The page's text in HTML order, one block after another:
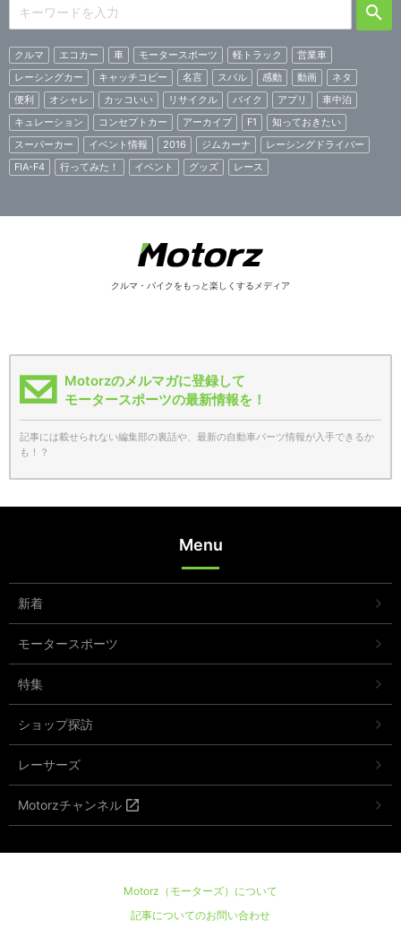
クルマ エコカー 車 モータースポーツ 軽トラック
営業車
レーシングカー
キャッチコピー 名言 スバル 感動 動画
ネタ
便利
オシャレ カッコいい リサイクル バイク アプリ
車中泊
キュレーション
コンセプトカー アーカイブ F1
知っておきたい
スーパーカー
イベント情報 2016 ジムカーナ
レーシングドライバー
FIA-F4
行ってみた！ イベント グッズ レース
クルマ・バイクをもっと楽しくするメディア
Motorzのメルマガに登録して
モータースポーツの最新情報を！
記事には載せられない編集部の裏話や、最新の自動車パーツ情報が入手できるか
も！？
Menu
新着
モータースポーツ
特集
ショップ探訪
レーサーズ
Motorzチャンネル
Motorz（モーターズ）について
記事についてのお問い合わせ